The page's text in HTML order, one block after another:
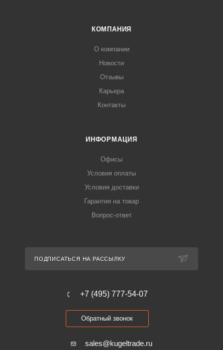
КОМПАНИЯ
О компании
Новости
Отзывы
Карьера
Контакты
ИНФОРМАЦИЯ
Офисы
Условия оплаты
Условия доставки
Гарантия на товар
Вопрос-ответ
ПОДПИСАТЬСЯ НА РАССЫЛКУ
+7 (495) 777-54-07
Обратный звонок
sales@kugeltrade.ru